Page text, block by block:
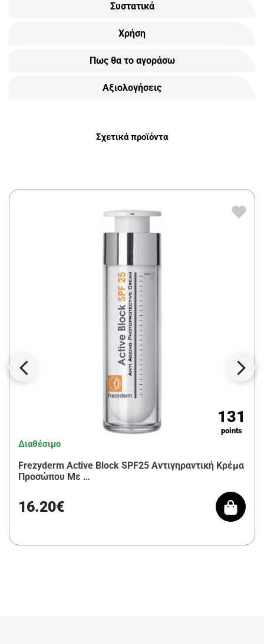
Συστατικά
Χρήση
Πως θα το αγοράσω
Αξιολογήσεις
Σχετικά προϊόντα
131
points
Διαθέσιμο
Frezyderm Active Block SPF25 Αντιγηραντική Κρέμα
Προσώπου Με …
16.20€